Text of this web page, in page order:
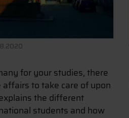
for your studies, there
to take care of upon
the different
students and how